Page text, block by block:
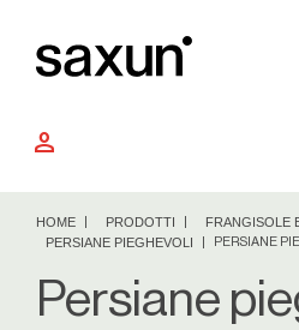
person
HOME PRODOTTI
FRANGISOLE
PERSIANE PIEGHEVOLI
PERSIANE
Persiane